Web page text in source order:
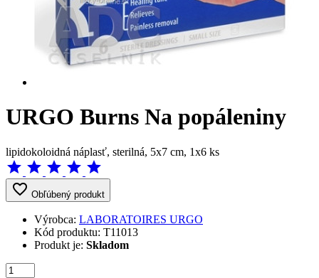
URGO Burns Na popáleniny
lipidokoloidná náplasť, sterilná, 5x7 cm, 1x6 ks
star star star star star
favorite_border Obľúbený produkt
Výrobca: LABORATOIRES URGO
Kód produktu: T11013
Produkt je: Skladom